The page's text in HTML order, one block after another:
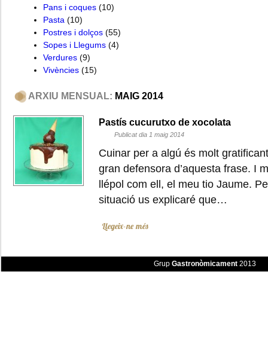
Pans i coques (10)
Pasta (10)
Postres i dolços (55)
Sopes i Llegums (4)
Verdures (9)
Vivències (15)
ARXIU MENSUAL: MAIG 2014
Pastís cucurutxo de xocolata
Publicat dia 1 maig 2014
Cuinar per a algú és molt
gran defensora d’aquesta frase. I
llépol com ell, el meu tio Jaume.
situació us explicaré que…
Llegeix-ne més
Grup Gastronòmicament2013